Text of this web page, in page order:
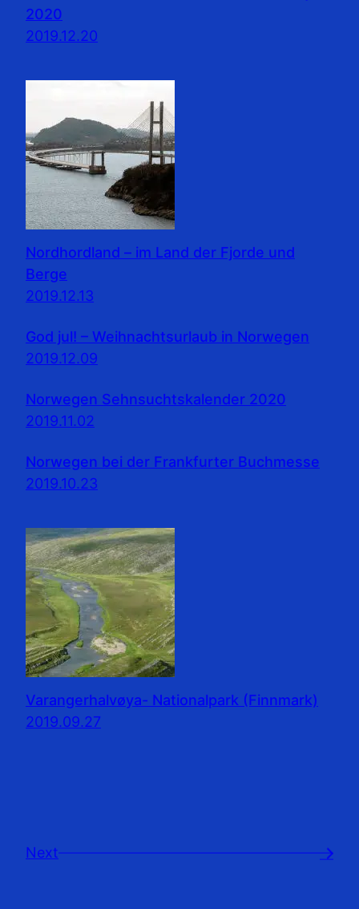
2020
2019.12.20
Nordhordland – im Land der Fjorde und
Berge
2019.12.13
God jul! – Weihnachtsurlaub in Norwegen
2019.12.09
Norwegen Sehnsuchtskalender 2020
2019.11.02
Norwegen bei der Frankfurter Buchmesse
2019.10.23
Varangerhalvøya- Nationalpark (Finnmark)
2019.09.27
Next →